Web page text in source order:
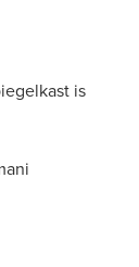
is